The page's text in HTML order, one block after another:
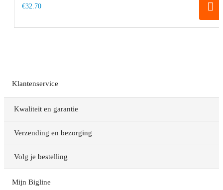
€32.70
Klantenservice
Kwaliteit en garantie
Verzending en bezorging
Volg je bestelling
Mijn Bigline